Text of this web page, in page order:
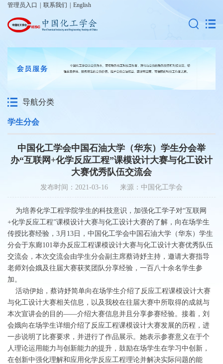
管理员入口 联系我们 English
导航分类
学生分会
中国化工学会中国石油大学（华东）学生分会举
办“互联网+化学反应工程”课模设计大赛与化工设计
大赛优秀队伍交流会
发布时间：2021-03-16 来源：中国化工学会
为培养化学工程学院学生的科技意识，加强化工学子对“互联网
+化学反应工程”课模设计大赛与化工设计大赛的了解，向在场学生
传授比赛经验，3月13日，中国化工学会中国石油大学（华东）学生
分会于东廊101举办反应工程课模设计大赛与化工设计大赛优秀队伍
交流会，本次交流会由学生分会副主席蔡诗妤主持，邀请大赛指导
老师刘会娥及往届大赛获奖团队分享经验，一百八十余名学生参
加。
活动伊始，蔡诗妤简单向在场学生介绍了反应工程课模设计大赛
与化工设计大赛相关信息，以及我校在往届大赛中所取得的成就与
本次宣讲会的目的——介绍大赛信息并且分享参赛经验。接着，刘
会娥向在场学生详细介绍了反应工程课模设计大赛发展的历程，进
一步说明了比赛要求，并进行了作品展示。她表示参赛意义在于个
人理论运用能力与创新能力的提升，鼓励在场学生在学习中创新，
在创新中强化理解和应用化学反应工程理论并解决实际问题的能